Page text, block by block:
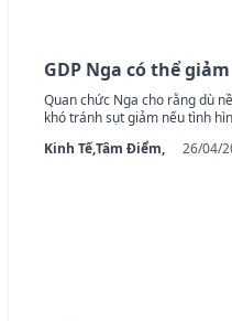
GDP Nga có thể
Quan chức Nga cho rằng dù
khó tránh sụt giảm nếu tình
Kinh Tế,Tâm Điểm, 26/04/